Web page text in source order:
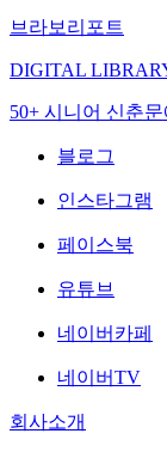
브라보리포트
DIGITAL
50+ 시니어 신춘문
블로그
인스타그램
페이스북
유튜브
네이버카페
네이버TV
회사소개